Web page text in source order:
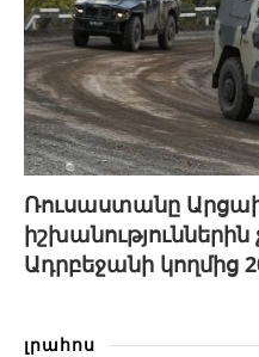
Ռուսաստանը
Ադրբեջանի կողմից
լրահոս